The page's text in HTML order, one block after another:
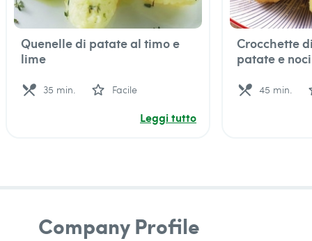
Quenelle di patate al timo e
lime
local_dining 35 min. star_outline Facile
Leggi tutto
Crocchette
patate e noci
local_dining 45 min.
Company Profile